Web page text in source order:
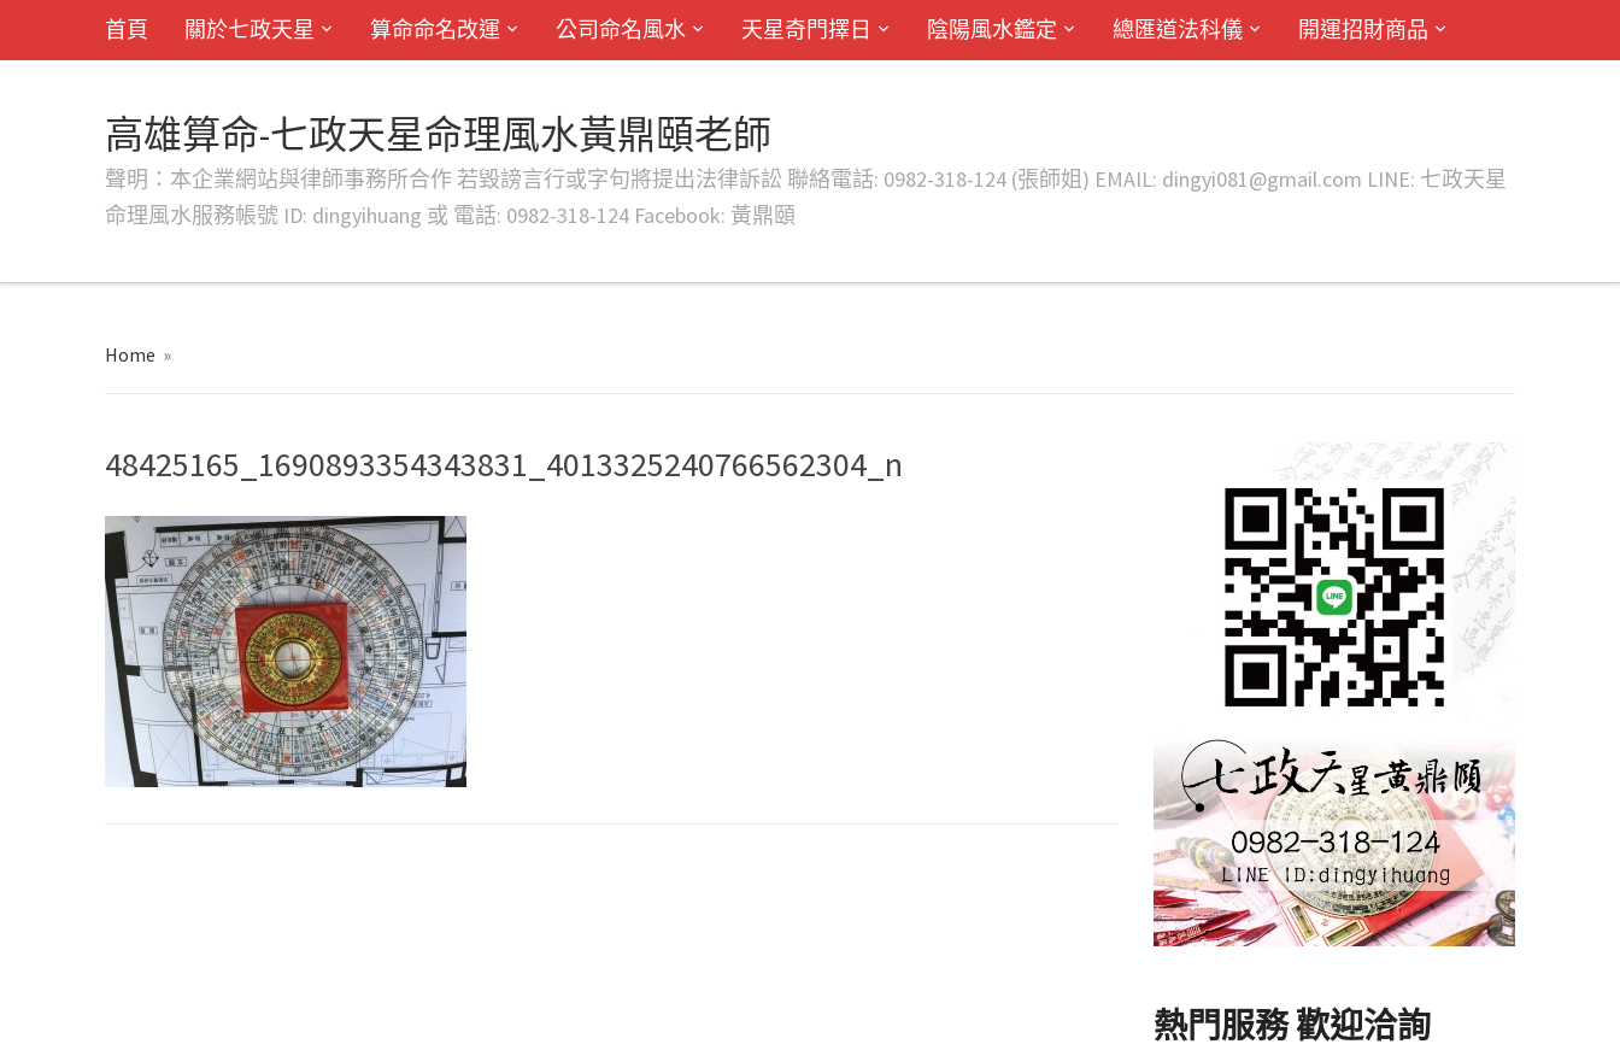
首頁 關於七政天星 算命命名改運 公司命名風水 天星奇門擇日 陰陽風水鑑定 總匯道法科儀 開運招財商品
高雄算命-七政天星命理風水黃鼎頤老師
聲明：本企業網站與律師事務所合作 若毀謗言行或字句將提出法律訴訟 聯絡電話: 0982-318-124 (張師姐) EMAIL: dingyi081@gmail.com LINE: 七政天星
命理風水服務帳號 ID: dingyihuang 或 電話: 0982-318-124 Facebook: 黃鼎頤
Home »
48425165_1690893354343831_4013325240766562304_n
熱門服務 歡迎洽詢